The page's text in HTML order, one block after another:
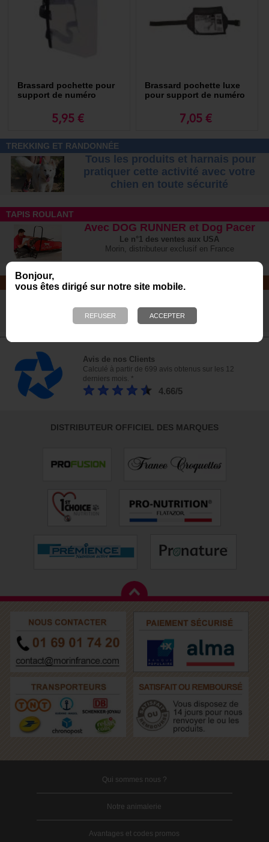
Bonjour,
vous êtes dirigé sur notre site mobile.
Brassard pochette pour
support de numéro
5,95 €
Brassard pochette luxe
pour support de numéro
7,05 €
TREKKING ET RANDONNÉE
Tous les produits et harnais pour
pratiquer cette activité avec votre
chien en toute sécurité
TAPIS ROULANT
Avec DOG RUNNER et Dog Pacer
Le n°1 des ventes aux USA
Morin, distributeur exclusif en France
NOTRE MAGASIN
nous rendre visite !
23 bis, rue des Bourguignons, 91310 Montlhéry
Avis de nos Clients
Calculé à partir de 699 avis obtenus sur les 12
derniers mois. *
4.66/5
DISTRIBUTEUR OFFICIEL DES MARQUES
Qui sommes nous ?
Notre animalerie
Avantages et codes promos